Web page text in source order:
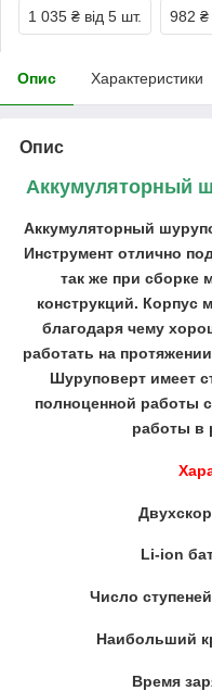
1 035 ₴ від 5 шт. 982 ₴
Опис Характеристики
Опис
Аккумуляторный
Аккумуляторный
Инструмент отлично
так же при сборке
конструкций. Корпус
благодаря чему
работать на
Шуруповерт имеет
полноценной работы
работы в
Li-ion
Число
Наибольший
Время